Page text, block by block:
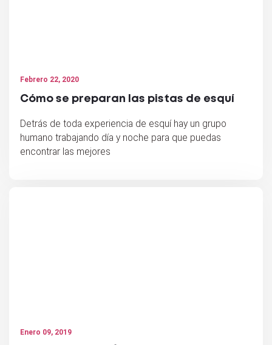
Febrero 22, 2020
Cómo se preparan las pistas de esquí
Detrás de toda experiencia de esquí hay un grupo
humano trabajando día y noche para que puedas
encontrar las mejores
Enero 09, 2019